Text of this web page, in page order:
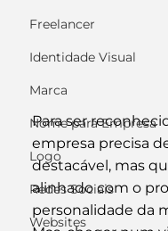
Freelancer
Identidade Visual
Marca
Nome para Empresa
Logo
Redes Sociais
Websites
Para ser
empresa precisa
destacável, mas
alinhado com o
personalidade da